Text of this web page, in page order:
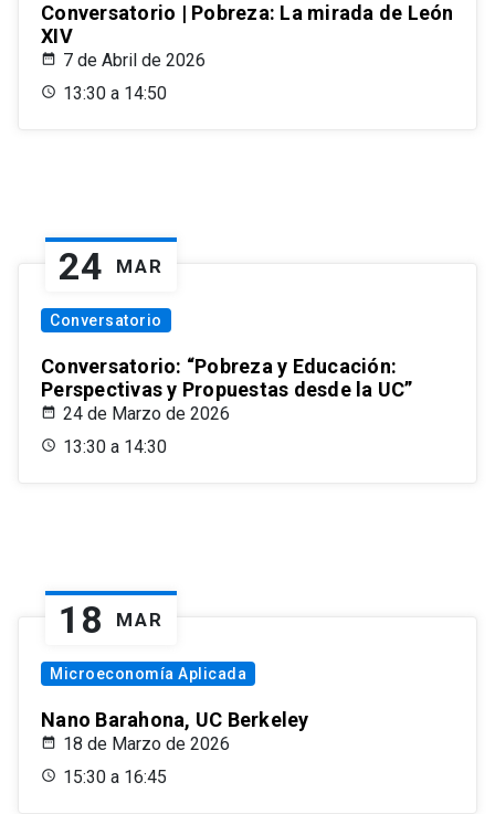
Conversatorio | Pobreza: La mirada de León
XIV
7 de Abril de 2026
13:30 a 14:50
24 MAR
Conversatorio
Conversatorio: “Pobreza y Educación:
Perspectivas y Propuestas desde la UC”
24 de Marzo de 2026
13:30 a 14:30
18 MAR
Microeconomía Aplicada
Nano Barahona, UC Berkeley
18 de Marzo de 2026
15:30 a 16:45